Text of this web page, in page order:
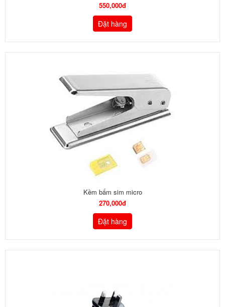
550,000đ
Đặt hàng
Kềm bấm sim micro
270,000đ
Đặt hàng